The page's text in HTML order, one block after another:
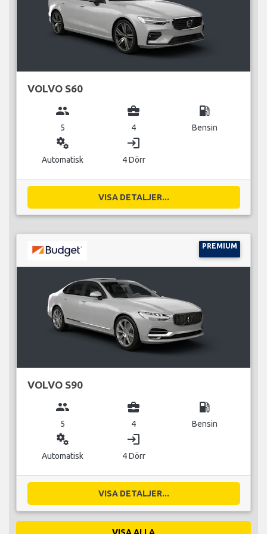
VOLVO S60
group
5
business_center
4
local_gas_station
Bensin
miscellaneous_services
Automatisk
login
4 Dörr
VISA DETALJER...
PREMIUM
VOLVO S90
group
5
business_center
4
local_gas_station
Bensin
miscellaneous_services
Automatisk
login
4 Dörr
VISA DETALJER...
VISA ALLA